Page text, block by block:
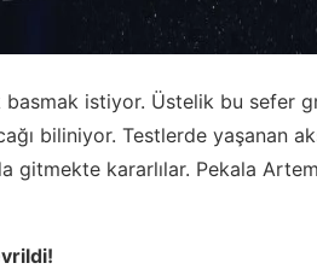
istiyor. Üstelik bu sefer
biliniyor. Testlerde yaşanan
gitmekte kararlılar. Pekala